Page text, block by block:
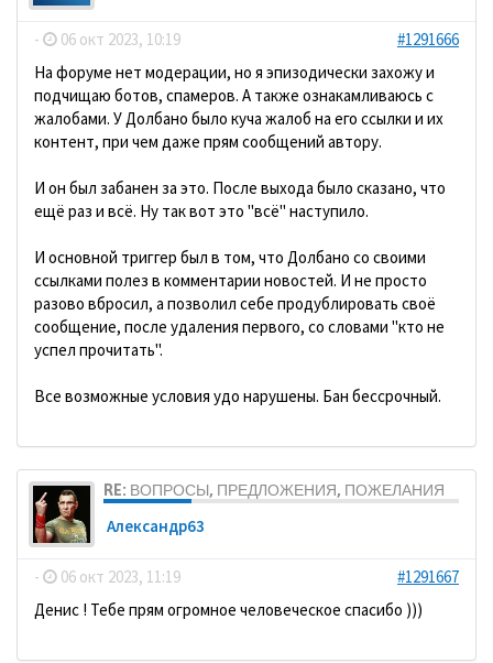
- 06 окт 2023, 10:19
#1291666
На форуме нет модерации, но я эпизодически захожу и
подчищаю ботов, спамеров. А также ознакамливаюсь с
жалобами. У Долбано было куча жалоб на его ссылки и их
контент, при чем даже прям сообщений автору.
И он был забанен за это. После выхода было сказано, что
ещё раз и всё. Ну так вот это "всё" наступило.
И основной триггер был в том, что Долбано со своими
ссылками полез в комментарии новостей. И не просто
разово вбросил, а позволил себе продублировать своё
сообщение, после удаления первого, со словами "кто не
успел прочитать".
Все возможные условия удо нарушены. Бан бессрочный.
RE: ВОПРОСЫ, ПРЕДЛОЖЕНИЯ, ПОЖЕЛАНИЯ
Александр63
- 06 окт 2023, 11:19
#1291667
Денис ! Тебе прям огромное человеческое спасибо )))